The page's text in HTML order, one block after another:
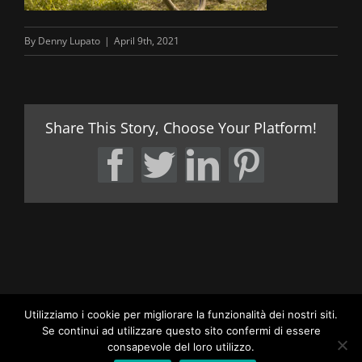
By Denny Lupato | April 9th, 2021
Share This Story, Choose Your Platform!
Facebook
TwitterLinkedIn
LUPATO BROTHERS OFFICIAL SITE | ALL RIGHTS RESERVED |
Utilizziamo i cookie per migliorare la funzionalità dei nostri siti.
Se continui ad utilizzare questo sito confermi di essere
consapevole del loro utilizzo.